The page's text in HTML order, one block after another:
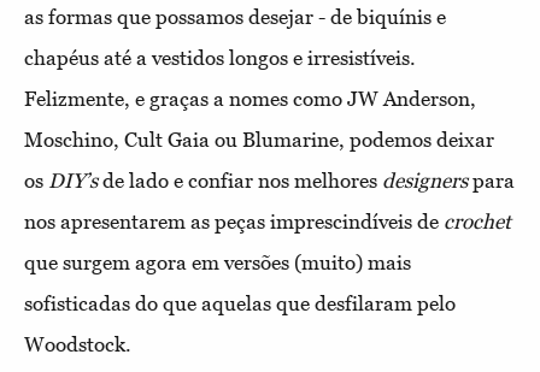
as formas que possamos desejar - de biquínis e
chapéus até a vestidos longos e irresistíveis.
Felizmente, e graças a nomes como JW Anderson,
Moschino, Cult Gaia ou Blumarine, podemos deixar
os DIY’sde lado e confiar nos melhores designerspara
nos apresentarem as peças imprescindíveis de crochet
que surgem agora em versões (muito) mais
sofisticadas do que aquelas que desfilaram pelo
Woodstock.